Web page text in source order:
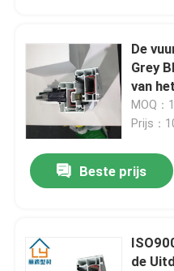
Producten
video's
Ongeveer ons
Kwaliteitscontrole
De
Grey
van
MOQ：
Prijs：
Beste prijs
de